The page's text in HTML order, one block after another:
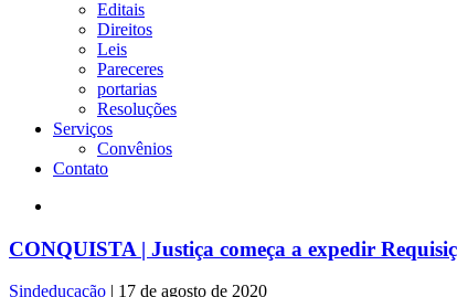
Editais
Direitos
Leis
Pareceres
portarias
Resoluções
Serviços
Convênios
Contato
CONQUISTA | Justiça começa a expedir
Sindeducação | 17 de agosto de 2020